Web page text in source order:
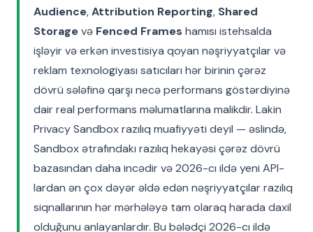
Audience,Attribution Reporting, Shared
Storagevə Fenced Frames hamısı istehsalda
işləyir və erkən investisiya qoyan nəşriyyatçılar və
reklam texnologiyası satıcıları hər birinin çərəz
dövrü sələfinə qarşı necə performans göstərdiyinə
dair real performans məlumatlarına malikdir. Lakin
Privacy Sandbox razılıq muafiyyəti deyil — əslində,
Sandbox ətrafındakı razılıq hekayəsi çərəz dövrü
bazasından daha incədir və 2026-cı ildə yeni API-
lardan ən çox dəyər əldə edən nəşriyyatçılar razılıq
siqnallarının hər mərhələyə tam olaraq harada daxil
olduğunu anlayanlardır. Bu bələdçi 2026-cı ildə